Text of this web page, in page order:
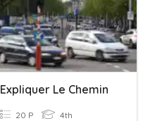
Expliquer Le Chemin
20 P 4th